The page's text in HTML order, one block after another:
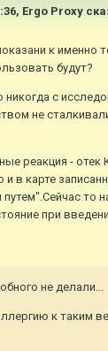
Ergo Proxy
к именно
будут?
никогда с
не
реакция - отек
в карте
то
при
не делали...
к таким